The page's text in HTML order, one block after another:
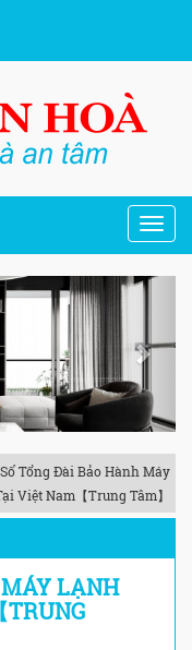
Next
Số Tổng Đài Bảo Hành Máy
Việt Nam【Trung Tâm】
LẠNH
TRUNG